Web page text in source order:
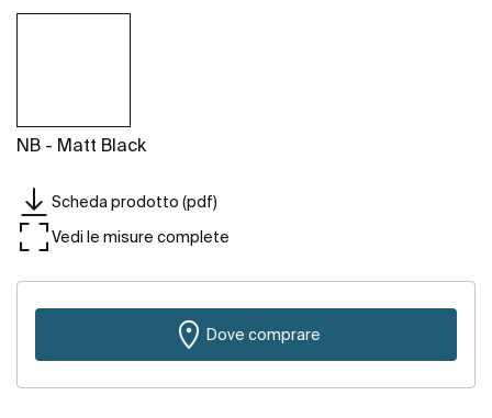
NB - Matt Black
Scheda prodotto (pdf)
Vedi le misure complete
Dove comprare